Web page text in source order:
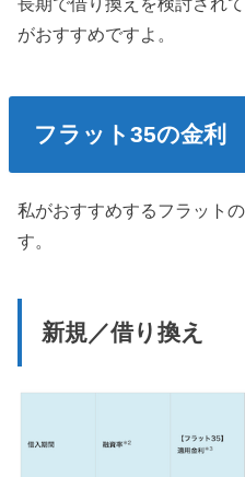
がおすすめですよ。
フラット35の金利
私がおすすめするフラット
す。
新規／借り換え